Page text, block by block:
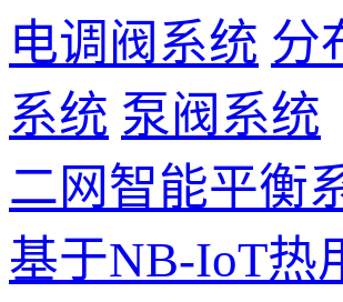
电调阀系统 分
系统 泵阀系统
二网智能平衡
基于NB-IoT热